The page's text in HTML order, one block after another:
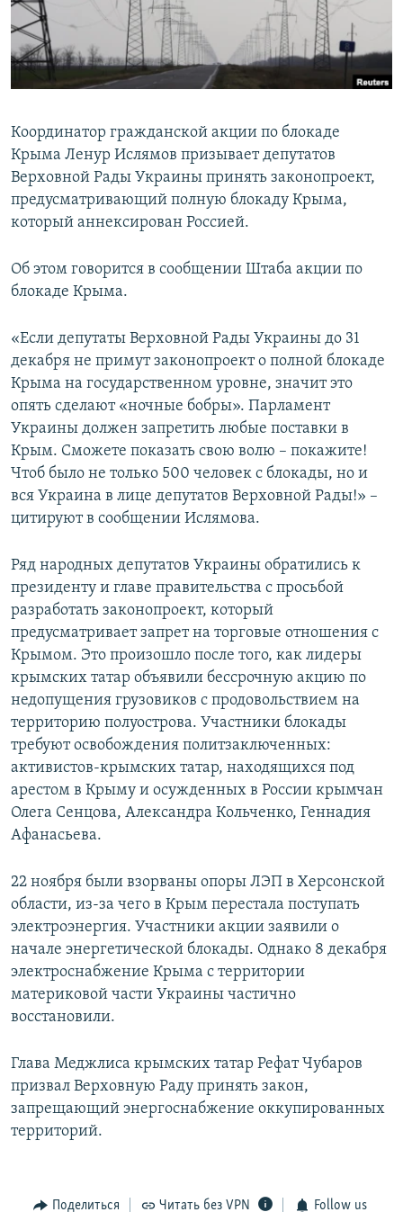
ПОБЕДИТЕЛЕЙ НЕ СУДЯТ?
КРЫМ.НЕПОКОРЕННЫЙ
ELIFBE
ПРИСОЕДИНЯЙТЕСЬ!
Все сайты RFE/RL
Координатор гражданской акции по блокаде
Крыма Ленур Ислямов призывает депутатов
Верховной Рады Украины принять законопроект,
предусматривающий полную блокаду Крыма,
который аннексирован Россией.
Об этом говорится в сообщении Штаба акции по
блокаде Крыма.
«Если депутаты Верховной Рады Украины до 31
декабря не примут законопроект о полной блокаде
Крыма на государственном уровне, значит это
опять сделают «ночные бобры». Парламент
Украины должен запретить любые поставки в
Крым. Сможете показать свою волю – покажите!
Чтоб было не только 500 человек с блокады, но и
вся Украина в лице депутатов Верховной Рады!» –
цитируют в сообщении Ислямова.
Ряд народных депутатов Украины обратились к
президенту и главе правительства с просьбой
разработать законопроект, который
предусматривает запрет на торговые отношения с
Крымом. Это произошло после того, как лидеры
крымских татар объявили бессрочную акцию по
недопущения грузовиков с продовольствием на
территорию полуострова. Участники блокады
требуют освобождения политзаключенных:
активистов-крымских татар, находящихся под
арестом в Крыму и осужденных в России крымчан
Олега Сенцова, Александра Кольченко, Геннадия
Афанасьева.
22 ноября были взорваны опоры ЛЭП в Херсонской
области, из-за чего в Крым перестала поступать
электроэнергия. Участники акции заявили о
начале энергетической блокады. Однако 8 декабря
электроснабжение Крыма с территории
материковой части Украины частично
восстановили.
Глава Меджлиса крымских татар Рефат Чубаров
призвал Верховную Раду принять закон,
запрещающий энергоснабжение оккупированных
территорий.
Поделиться Читать без VPN Follow us